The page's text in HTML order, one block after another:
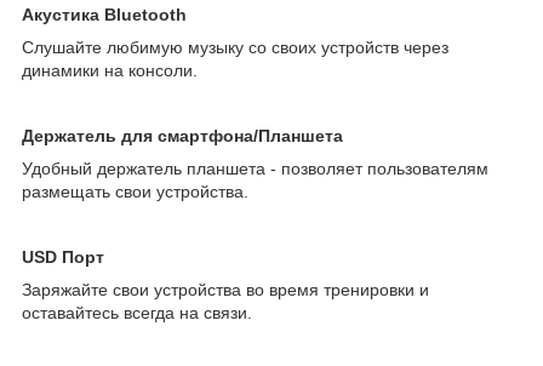
Акустика Bluetooth
Слушайте любимую музыку со своих устройств через
динамики на консоли.
Держатель для смартфона/Планшета
Удобный держатель планшета - позволяет пользователям
размещать свои устройства.
USD Порт
Заряжайте свои устройства во время тренировки и
оставайтесь всегда на связи.